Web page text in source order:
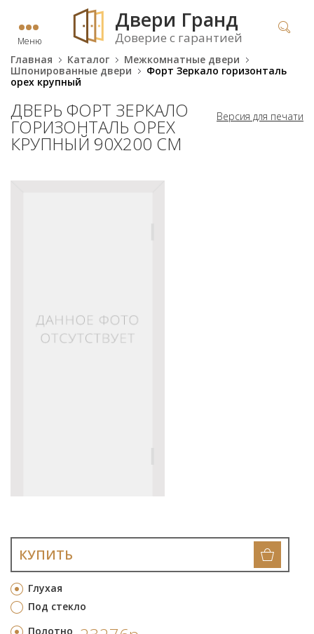
Меню
Двери Гранд
Доверие с гарантией
Главная Каталог
Межкомнатные двери
Шпонированные двери
Форт Зеркало горизонталь
орех крупный
Версия для печати
ДВЕРЬ ФОРТ ЗЕРКАЛО
ГОРИЗОНТАЛЬ ОРЕХ
КРУПНЫЙ 90Х200 СМ
Глухая
Под стекло
КУПИТЬ
Полотно